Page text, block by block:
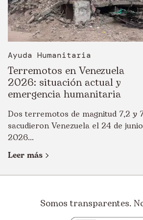
Ayuda Humanitaria
Terremotos en Venezuela
2026: situación actual y
emergencia humanitaria
Dos terremotos de magnitud 7,2 y
sacudieron Venezuela el 24 de
2026...
Leer más
Somos transparentes.